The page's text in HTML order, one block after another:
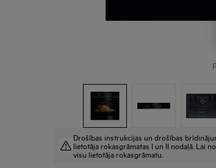
Drošības instrukcijas un drošības
lietotāja rokasgrāmatas I un II nodaļā. Lai
visu lietotāja rokasgrāmatu.